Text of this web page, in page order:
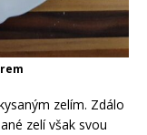
zelím. Zdálo
zelí však svou